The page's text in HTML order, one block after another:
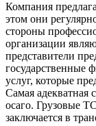
Компания
этом они
стороны
организации
представители
государственные
услуг, которые
Самая адекватная
осаго. Грузовые
заключается в